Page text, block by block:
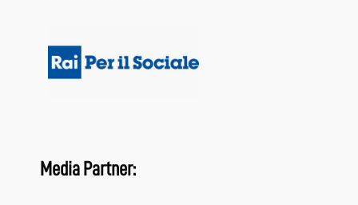
Media Partner: